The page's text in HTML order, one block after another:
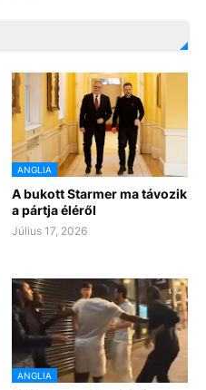
ANGLIA
A bukott Starmer ma távozik
a pártja éléről
Július 17, 2026
ANGLIA